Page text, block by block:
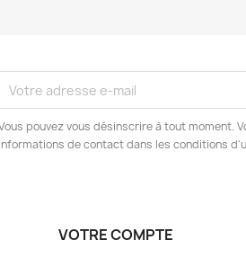
pouvez vous désinscrire à tout moment.
informations de contact dans les conditions
VOTRE COMPTE